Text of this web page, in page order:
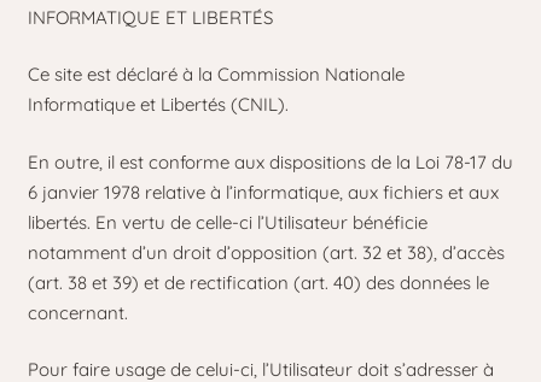
INFORMATIQUE ET LIBERTÉS
Ce site est déclaré à la Commission Nationale
Informatique et Libertés (CNIL).
En outre, il est conforme aux dispositions de la Loi 78-17 du
6 janvier 1978 relative à l’informatique, aux fichiers et aux
libertés. En vertu de celle-ci l’Utilisateur bénéficie
notamment d’un droit d’opposition (art. 32 et 38), d’accès
(art. 38 et 39) et de rectification (art. 40) des données le
concernant.
Pour faire usage de celui-ci, l’Utilisateur doit s’adresser à